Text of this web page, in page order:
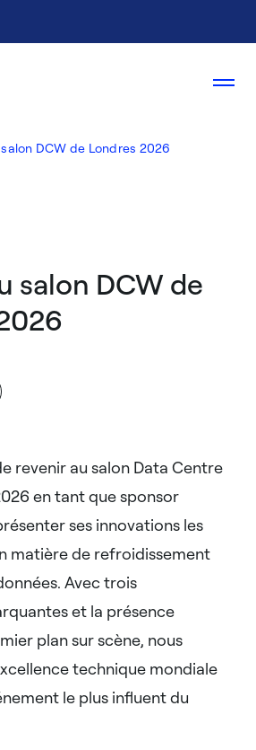
DCW de Londres 2026
salon DCW de
revenir au salon Data Centre
en tant que sponsor
ses innovations les
matière de refroidissement
Avec trois
et la présence
plan sur scène, nous
technique mondiale
le plus influent du